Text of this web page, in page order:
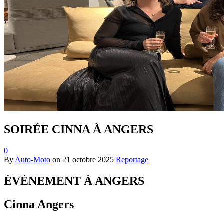
SOIRÉE CINNA À ANGERS
0
By Auto-Moto on 21 octobre 2025 Reportage
ÉVÉNEMENT À ANGERS
Cinna Angers